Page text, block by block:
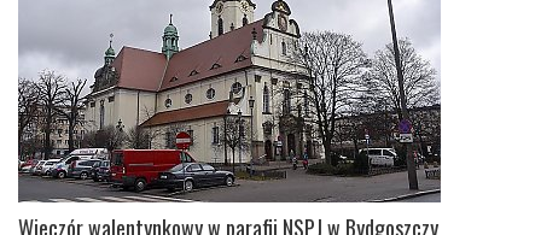
Wieczór walentynkowy w parafii NSPJ w Bydgoszczy